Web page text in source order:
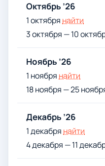
Октябрь ’26
1 октября найти
3 октября — 10
Ноябрь ’26
1 ноября найти
18 ноября — 25
Декабрь ’26
1 декабря найти
4 декабря — 11